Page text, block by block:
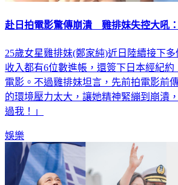
赴日拍電影驚傳崩潰 雞排妹失控大吼：
25歲女星雞排妹(鄭家純)近日陸續接下
收入都有6位數進帳，還簽下日本經紀約
電影。不過雞排妹坦言，先前拍電影前
的環境壓力太大，讓她精神緊繃到崩潰
過我！」
娛樂